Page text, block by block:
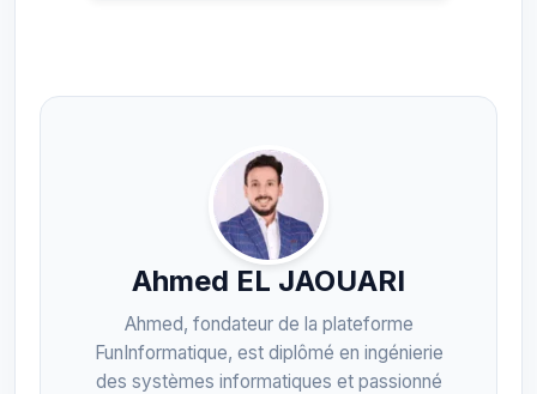
Ahmed EL JAOUARI
Ahmed, fondateur de la plateforme
FunInformatique, est diplômé en ingénierie
des systèmes informatiques et passionné